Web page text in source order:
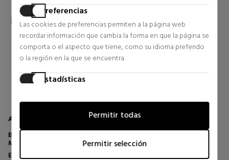
Preferencias
Las cookies de preferencias permiten a la página web
recordar información que cambia la forma en que la página se
comporta o el aspecto que tiene, como su idioma preferido
o la región en la que se encuentra.
Estadísticas
web a comprender cómo interactúan los visitantes con las
páginas web reuniendo y proporcionando información de
forma anónima.
Permitir todas
Permitir selección
ACQUA DI PARMA
BLU MEDITERRANEO
MANDORLO DI SICILIA EAU DE
TOILETTE
Eau de Toilette